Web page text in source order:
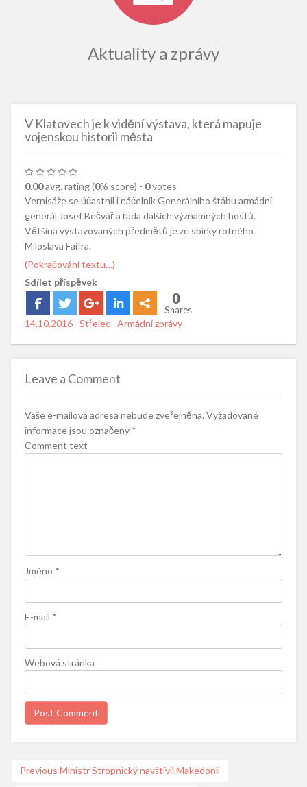
Aktuality a zprávy
V Klatovech je k vidění výstava, která mapuje
vojenskou historii města
0.00avg. rating (0% score) - 0votes
Vernisáže se účastnil i náčelník Generálního štábu armádní
generál Josef Bečvář a řada dalších významných hostů.
Většina vystavovaných předmětů je ze sbírky rotného
Miloslava Faifra.
(Pokračování textu…)
Sdílet příspěvek
0
Shares
Posted
14.10.2016 Author
Střelec Categories
Armádní zprávy
Leave a Comment
Vaše e-mailová adresa nebude zveřejněna. Vyžadované
informace jsou označeny *
Comment text
Jméno *
E-mail *
Webová stránka
Navigace
Previous Previous
Ministr Stropnický navštívil Makedonii